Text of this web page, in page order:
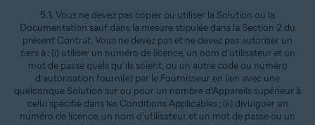
5.1. Vous ne devez pas copier ou utiliser la Solution ou la
Documentation sauf dans la mesure stipulée dans la Section 2 du
présent Contrat. Vous ne devez pas et ne devez pas autoriser un
tiers à : (i) utiliser un numéro de licence, un nom d'utilisateur et un
mot de passe quels qu’ils soient, ou un autre code ou numéro
d’autorisation fourni(e) par le Fournisseur en lien avec une
quelconque Solution sur ou pour un nombre d’Appareils supérieur à
celui spécifié dans les Conditions Applicables ; (ii) divulguer un
numéro de licence, un nom d'utilisateur et un mot de passe ou un